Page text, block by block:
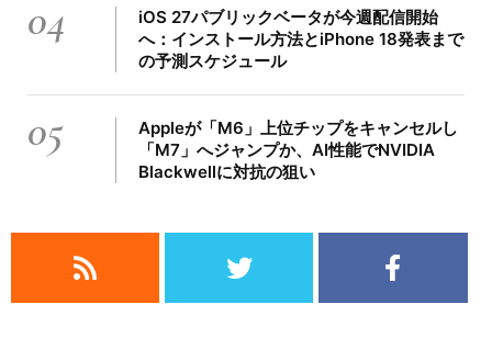
04
iOS 27パブリックベータが今週配信開始
へ：インストール方法とiPhone 18発表まで
の予測スケジュール
05
Appleが「M6」上位チップをキャンセルし
「M7」へジャンプか、AI性能でNVIDIA
Blackwellに対抗の狙い